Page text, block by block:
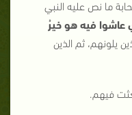
ما نص عليه النبي
عاشوا فيه هو خيرُ
يلونهم، ثم الذين
فيهم.